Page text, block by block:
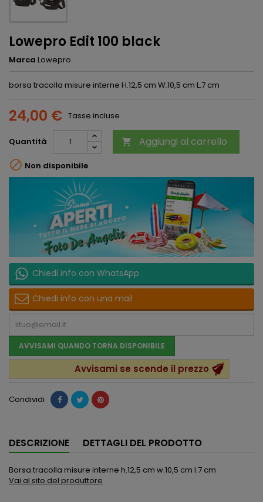
Lowepro Edit 100 black
Marca Lowepro
borsa tracolla misure interne H.12,5 cm W.10,5 cm L.7 cm
24,00 € Tasse incluse
Quantità  Aggiungi al carrello
 Non disponibile
Chiedi info con WhatsApp
Chiedi info con una mail
AVVISAMI QUANDO TORNA DISPONIBILE
Avvisami se scende il prezzo
Condividi
DESCRIZIONE DETTAGLI DEL PRODOTTO
Borsa tracolla misure interne h.12,5 cm w.10,5 cm l.7 cm
Vai al sito del produttore